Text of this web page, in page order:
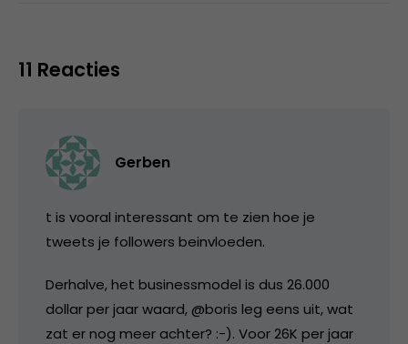
11 Reacties
Gerben
t is vooral interessant om te zien hoe je
tweets je followers beinvloeden.
Derhalve, het businessmodel is dus 26.000
dollar per jaar waard, @boris leg eens uit, wat
zat er nog meer achter? :-). Voor 26K per jaar